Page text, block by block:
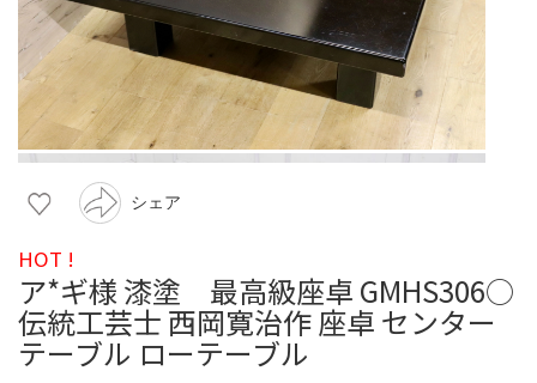
シェア
HOT !
ア*ギ様 漆塗 最高級座卓 GMHS306○
伝統工芸士 西岡寛治作 座卓 センター
テーブル ローテーブル